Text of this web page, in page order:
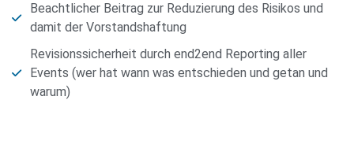
Beachtlicher Beitrag zur Reduzierung des Risikos und
damit der Vorstandshaftung
Revisionssicherheit durch end2end Reporting aller
Events (wer hat wann was entschieden und getan und
warum)